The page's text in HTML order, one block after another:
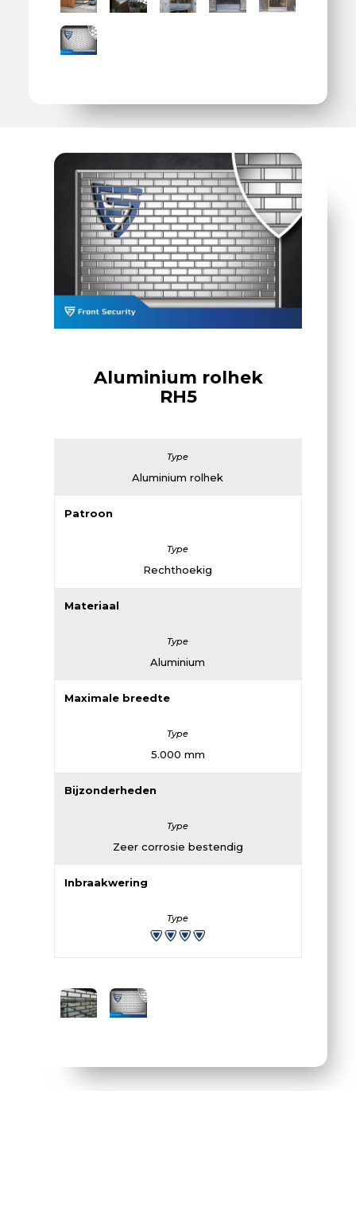
Aluminium rolhek
RH5
Aluminium rolhek
Patroon
Rechthoekig
Materiaal
Aluminium
Maximale breedte
5.000 mm
Bijzonderheden
Zeer corrosie bestendig
Inbraakwering